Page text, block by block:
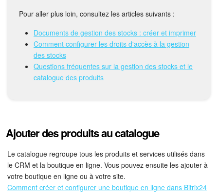
Boutique en ligne
Gestion des stocks
Messagerie web
CoPilot - IA dans Bitrix24
Signature électronique
Pour aller plus loin, consultez les articles suivants :
Documents de gestion des stocks : créer et imprimer
Comment configurer les droits d'accès à la gestion
des stocks
Questions fréquentes sur la gestion des stocks et le
catalogue des produits
Ajouter des produits au catalogue
Le catalogue regroupe tous les produits et services utilisés dans
le CRM et la boutique en ligne. Vous pouvez ensuite les ajouter à
votre boutique en ligne ou à votre site.
Comment créer et configurer une boutique en ligne dans Bitrix24